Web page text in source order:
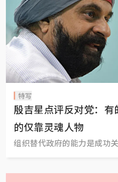
特写
殷吉星点评反对党：
的仅靠灵魂人物
组织替代政府的能力是成功